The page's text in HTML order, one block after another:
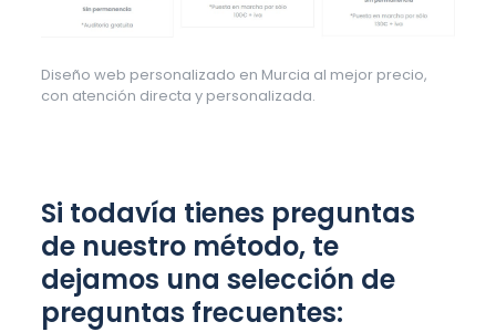
Diseño web personalizado en Murcia al mejor precio,
con atención directa y personalizada.
Si todavía tienes preguntas
de nuestro método, te
dejamos una selección de
preguntas frecuentes: